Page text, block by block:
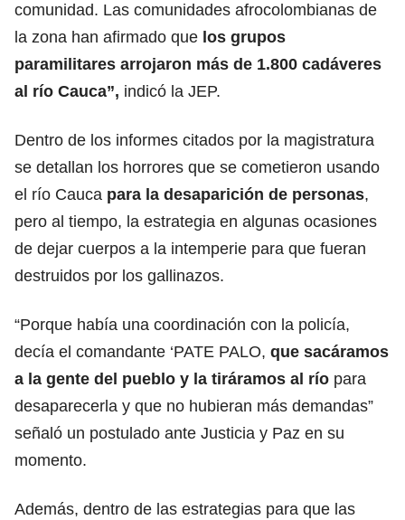
comunidad. Las comunidades afrocolombianas de
la zona han afirmado que los grupos
paramilitares arrojaron más de 1.800 cadáveres
al río Cauca”, indicó la JEP.
Dentro de los informes citados por la magistratura
se detallan los horrores que se cometieron usando
el río Cauca para la desaparición de personas,
pero al tiempo, la estrategia en algunas ocasiones
de dejar cuerpos a la intemperie para que fueran
destruidos por los gallinazos.
“Porque había una coordinación con la policía,
decía el comandante ‘PATE PALO, que sacáramos
a la gente del pueblo y la tiráramos al río para
desaparecerla y que no hubieran más demandas”
señaló un postulado ante Justicia y Paz en su
momento.
Además, dentro de las estrategias para que las